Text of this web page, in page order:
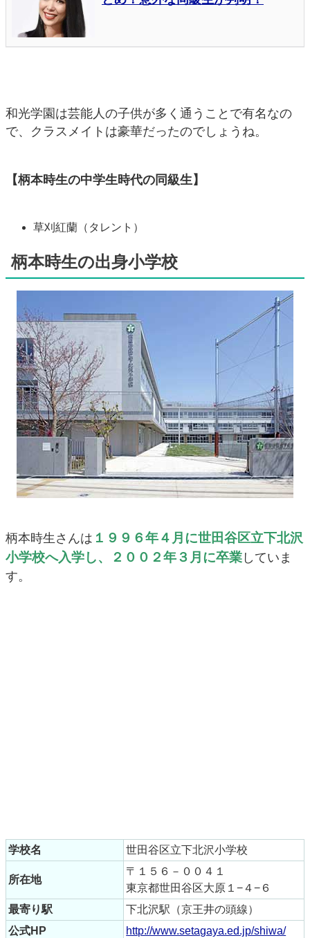
和光学園は芸能人の子供が多く通うことで有名なの
で、クラスメイトは豪華だったのでしょうね。
【柄本時生の中学生時代の同級生】
草刈紅蘭（タレント）
柄本時生の出身小学校
柄本時生さんは １９９６年４月に世田谷区立下北沢
小学校へ入学し、２００２年３月に卒業 していま
す。
学校名 世田谷区立下北沢小学校
所在地
〒１５６－００４１
東京都世田谷区大原１−４−６
最寄り駅
下北沢駅（京王井の頭線）
公式HP
http://www.setagaya.ed.jp/shiwa/